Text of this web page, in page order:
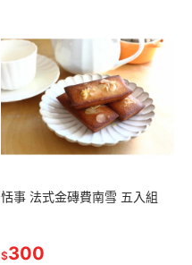
恬事 法式金磚費南雪 五入組
$300